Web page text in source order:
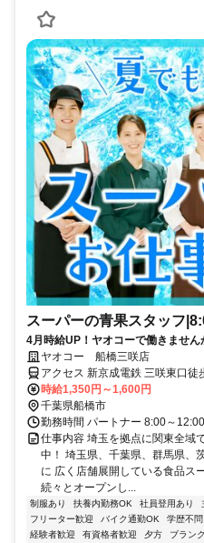
スーパーの青果スタッフ
4月時給UP！ヤオコーで働きませ
◆福利厚生充実
ヤオコー 船橋三咲店
アクセス 新京成電鉄 三咲東口徒
約13分、新京成電鉄 滝不動出入
徒歩1分. 車通勤 OK バイク通勤
時給1,350円～1,600円
千葉県船橋市
勤務時間 パートナー 8:00～
仕事内容 埼玉を拠点に関東全域
中！ 埼玉県、千葉県、群馬県、
に 広く店舗展開している食品ス
続々とオープンし...
制服あり 扶養内勤務OK 社員登用あり
フリーター歓迎
バイク通勤OK 学歴不問
経験者歓迎
有資格者歓迎 夕方 ブラン